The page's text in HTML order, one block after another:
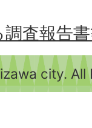
査報告
city. All